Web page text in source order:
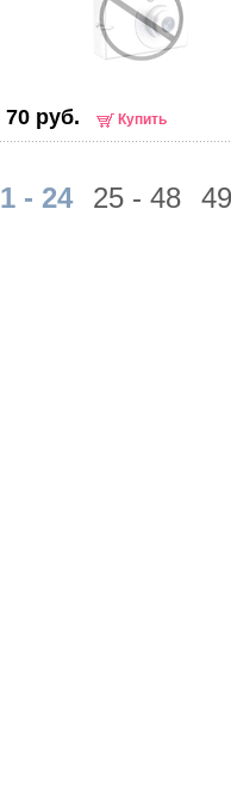
70 руб. Купить
1 - 24 25 - 48